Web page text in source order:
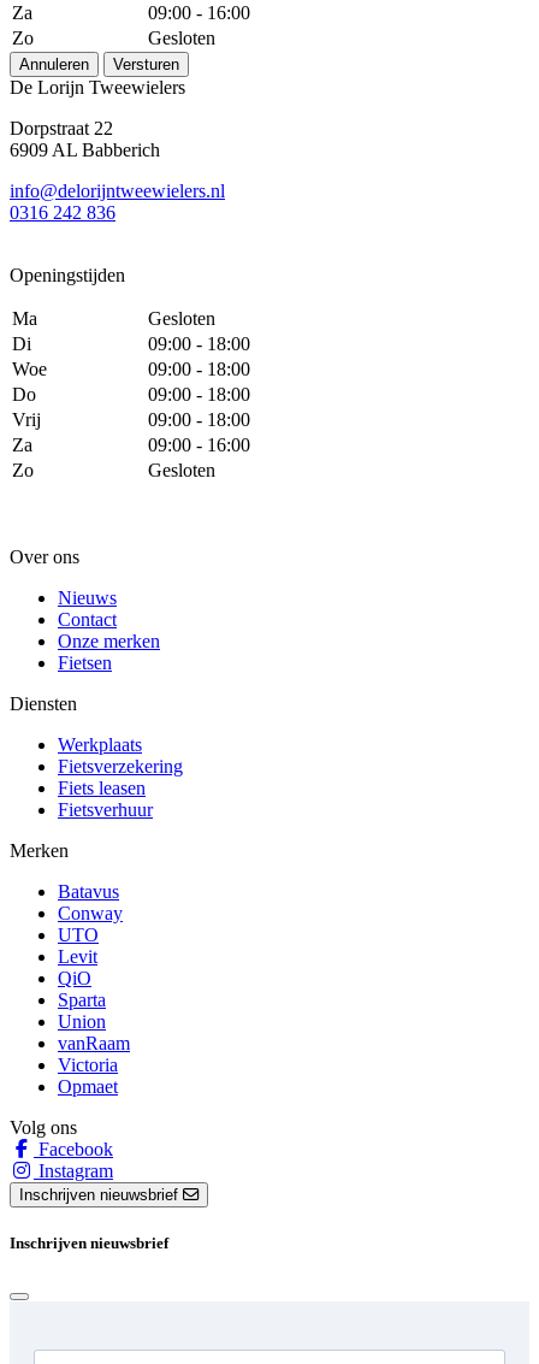
Za
09:00 - 16:00
Zo
Gesloten
Annuleren Versturen
De Lorijn Tweewielers
Dorpstraat 22
6909 AL Babberich
info@delorijntweewielers.nl
0316 242 836
Openingstijden
Ma
Gesloten
Di
09:00 - 18:00
Woe
09:00 - 18:00
Do
09:00 - 18:00
Vrij
09:00 - 18:00
Za
09:00 - 16:00
Zo
Gesloten
Over ons
Nieuws
Contact
Onze merken
Fietsen
Diensten
Werkplaats
Fietsverzekering
Fiets leasen
Fietsverhuur
Merken
Batavus
Conway
UTO
Levit
QiO
Sparta
Union
vanRaam
Victoria
Opmaet
Volg ons
Facebook
Instagram
Inschrijven nieuwsbrief
Inschrijven nieuwsbrief